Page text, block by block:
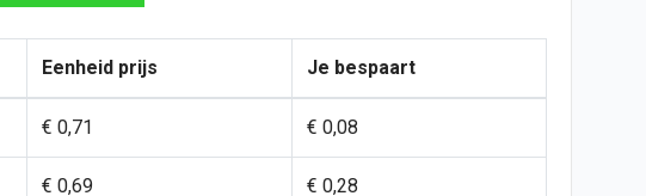
Eenheid prijs Je bespaart
€ 0,71 € 0,08
€ 0,69 € 0,28